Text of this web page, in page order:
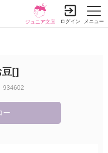
メニュー
ジュニア文庫 ログイン
[]
934602
ー